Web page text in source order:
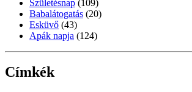
Születésnap (109)
Babalátogatás (20)
Esküvő (43)
Apák napja (124)
Címkék